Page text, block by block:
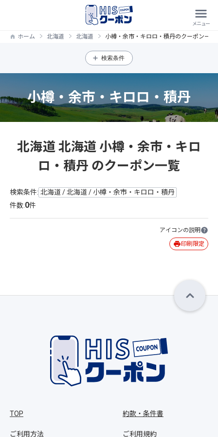
ホーム 北海道 北海道 小樽・余市・キロロ・積丹のクーポン一覧
検索条件
小樽・余市・キロロ・積丹
北海道 北海道 小樽・余市・キロ
ロ・積丹 のクーポン一覧
検索条件: 北海道 / 北海道 / 小樽・余市・キロロ・積丹
件数:0件
アイコンの説明
印刷限定
TOP
ご利用方法
約款・条件書
ご利用規約